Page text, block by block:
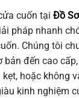
cuốn tại Đồ
pháp nhanh
Chúng tôi
bản đến cao
hoặc không
kinh nghiệm